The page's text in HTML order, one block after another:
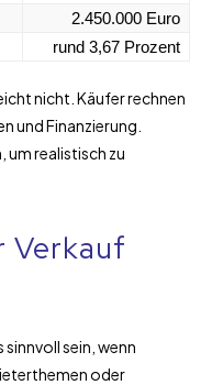
2.450.000 Euro
rund 3,67 Prozent
nicht. Käufer rechnen
und Finanzierung.
um realistisch zu
Verkauf
sein, wenn
oder